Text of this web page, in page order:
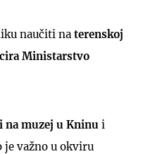
naučiti na terenskoj
Ministarstvo
muzej u Kninu i
je važno u okviru